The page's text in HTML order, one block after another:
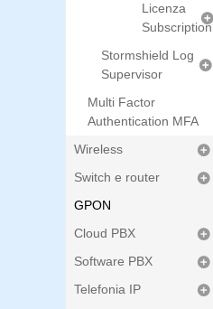
Licenza
Subscription
Stormshield Log
Supervisor
Multi Factor
Authentication MFA
Wireless
Switch e router
GPON
Cloud PBX
Software PBX
Telefonia IP